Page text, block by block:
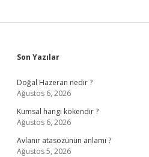
Sidebar
Son Yazılar
Doğal Hazeran nedir ?
Ağustos 6, 2026
Kumsal hangi kökendir ?
Ağustos 6, 2026
Avlanır atasözünün anlamı ?
Ağustos 5, 2026